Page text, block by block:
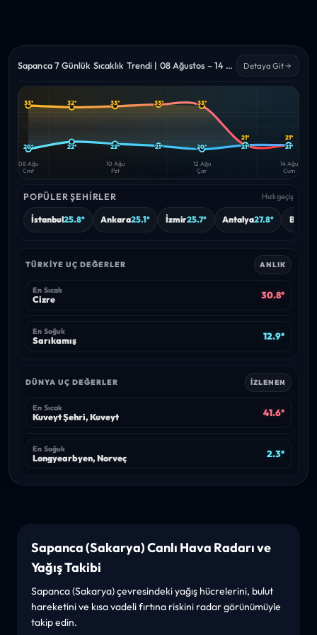
Sapanca 7 Günlük Sıcaklık Trendi | 08 Ağustos – 14 Ağustos 2026 Detaya Git
Yüksek Düşük
33°
20°
32°
22°
33°
22°
33°
21°
33°
20°
21°
21°
21°
21°
08 Ağu
Cmt
10 Ağu
Pzt
12 Ağu
Çar
14 Ağu
Cum
POPÜLER ŞEHIRLER Hızlı geçiş
İstanbul25.8° Ankara25.1° İzmir25.7° Antalya27.8° Bursa
TÜRKIYE UÇ DEĞERLER ANLIK
En Sıcak
Cizre 30.8°
En Soğuk
Sarıkamış 12.9°
DÜNYA UÇ DEĞERLER İZLENEN
En Sıcak
Kuveyt Şehri, Kuveyt 41.6°
En Soğuk
Longyearbyen, Norveç 2.3°
Sapanca (Sakarya) Canlı Hava Radarı ve
Yağış Takibi
Sapanca (Sakarya) çevresindeki yağış hücrelerini, bulut
hareketini ve kısa vadeli fırtına riskini radar görünümüyle
takip edin.